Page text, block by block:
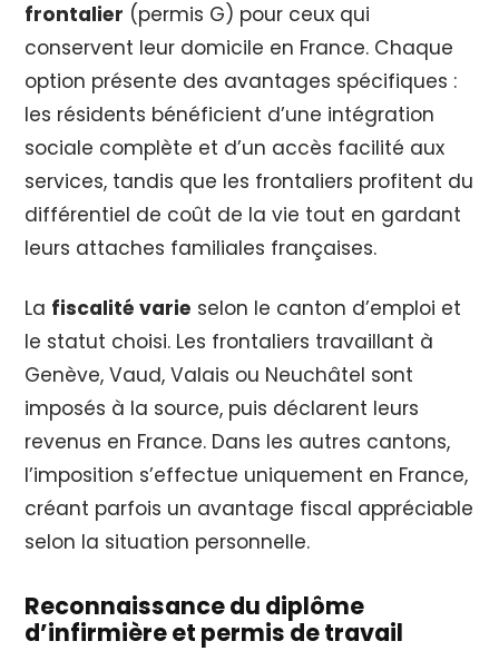
frontalier (permis G) pour ceux qui
conservent leur domicile en France. Chaque
option présente des avantages spécifiques :
les résidents bénéficient d’une intégration
sociale complète et d’un accès facilité aux
services, tandis que les frontaliers profitent du
différentiel de coût de la vie tout en gardant
leurs attaches familiales françaises.
La fiscalité varie selon le canton d’emploi et
le statut choisi. Les frontaliers travaillant à
Genève, Vaud, Valais ou Neuchâtel sont
imposés à la source, puis déclarent leurs
revenus en France. Dans les autres cantons,
l’imposition s’effectue uniquement en France,
créant parfois un avantage fiscal appréciable
selon la situation personnelle.
Reconnaissance du diplôme
d’infirmière et permis de travail